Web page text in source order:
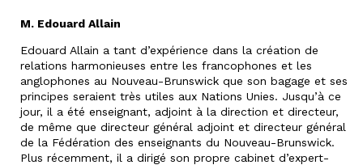
M. Edouard Allain
Edouard Allain a tant d’expérience dans la création de
relations harmonieuses entre les francophones et les
anglophones au Nouveau-Brunswick que son bagage et ses
principes seraient très utiles aux Nations Unies. Jusqu’à ce
jour, il a été enseignant, adjoint à la direction et directeur,
de même que directeur général adjoint et directeur général
de la Fédération des enseignants du Nouveau-Brunswick.
Plus récemment, il a dirigé son propre cabinet d’expert-